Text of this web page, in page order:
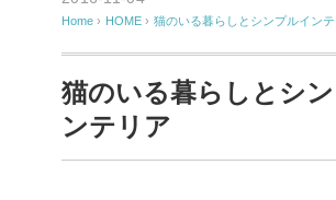
Home › HOME › 猫のいる暮らしとシンプルイン
猫のいる暮らしとシ
ンテリア